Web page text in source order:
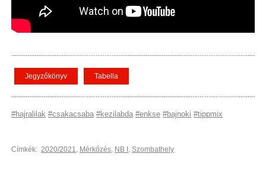
Jegyzőkönyv Tabella
#hajralilak #csakacsaba #kezilabda #enkse #bajnoki #tippmix
Címkék: 2020/2021, Mérkőzés, NB I , Szombathely